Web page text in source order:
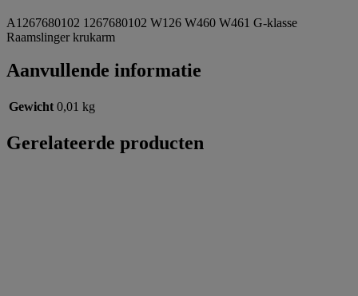
A1267680102 1267680102 W126 W460 W461 G-klasse
Raamslinger krukarm
Aanvullende informatie
Gewicht 0,01 kg
Gerelateerde producten